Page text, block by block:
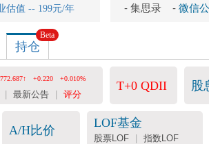
估值 -- 199元/年 - 集思录 - 微信
持仓
Beta
+0.220 +0.010%
最新公告 评分
T+0 QDII 股
A/H比价
LOF基金
股票LOF | 指数LOF